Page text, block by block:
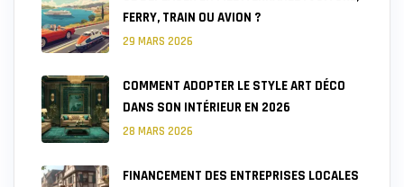
FERRY, TRAIN OU AVION ?
29 MARS 2026
COMMENT ADOPTER LE STYLE ART DÉCO
DANS SON INTÉRIEUR EN 2026
28 MARS 2026
FINANCEMENT DES ENTREPRISES LOCALES